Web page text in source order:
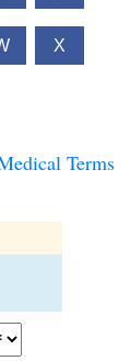
X
Terms